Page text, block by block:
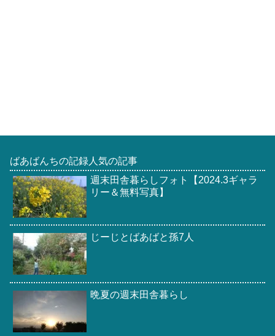
ばあばんちの記録人気の記事
週末田舎暮らしフォト【2024.3ギャラ
リー＆無料写真】
じーじとばあばと孫7人
晩夏の週末田舎暮らし